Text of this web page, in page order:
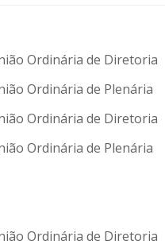
Ordinária de Diretoria
Ordinária de Plenária
Ordinária de Diretoria
Ordinária de Plenária
Ordinária de Diretoria